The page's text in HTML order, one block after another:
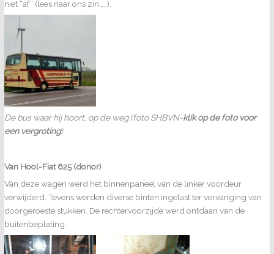
niet “af” (lees naar ons zin…..).
De bus waar hij hoort, op de weg (foto SHBVN-klik op de foto voor
een vergroting)
Van Hool-Fiat 625 (donor)
Van deze wagen werd het binnenpaneel van de linker voordeur
verwijderd. Tevens werden diverse binten ingelast ter vervanging van
doorgeroeste stukken. De rechtervoorzijde werd ontdaan van de
buitenbeplating.